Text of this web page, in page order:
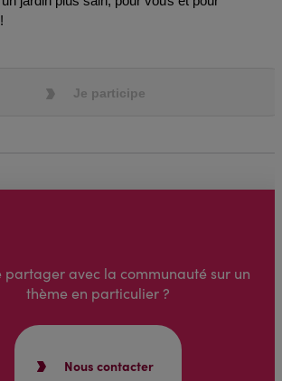
Je participe
partager avec la communauté sur un
thème en particulier ?
Nous contacter